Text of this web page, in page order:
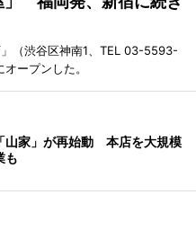
（渋谷区神南1、TEL 03-5593-
ープンした。
山家」が再始動 本店を大規模
も